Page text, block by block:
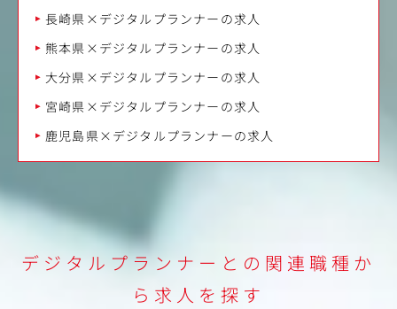
長崎県×デジタルプランナーの求人
熊本県×デジタルプランナーの求人
大分県×デジタルプランナーの求人
宮崎県×デジタルプランナーの求人
鹿児島県×デジタルプランナーの求人
デジタルプランナーとの関連職種か
ら求人を探す